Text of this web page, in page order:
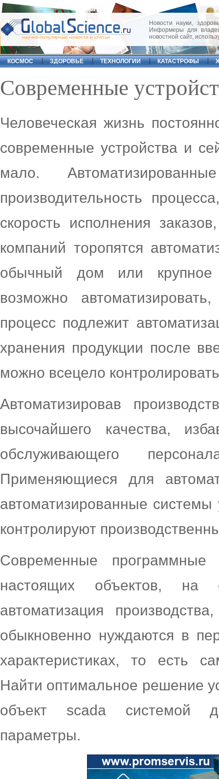
научно-популярные новости и статьи
Новости науки,
Информеры для
новостной сайт,
КОСМОС ЗДОРОВЬЕ ТЕХНОЛОГИИ КАТАСТРОФЫ
Современные
Человеческая жизнь
современные устройства и
мало.
производительность
скорость исполнения
компаний торопятся
обычный дом или крупное
возможно
процесс подлежит
хранения продукции после
можно всецело
Автоматизировав
высочайшего качества,
обслуживающего
Применяющиеся для
автоматизированные
контролируют
Современные программные
настоящих объектов, на
автоматизация
обыкновенно нуждаются в
характеристиках, то есть
Найти оптимальное решение
объект scada системой
параметры.